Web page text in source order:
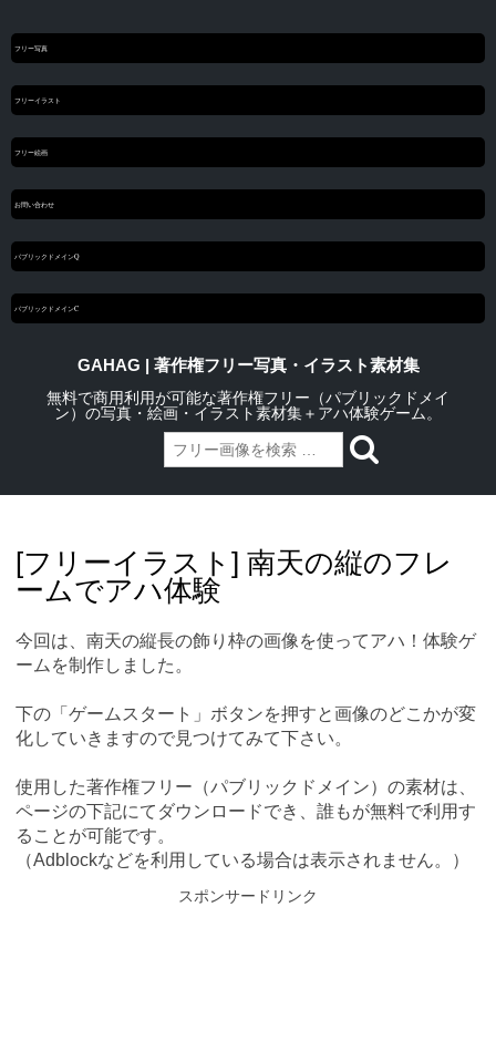
フリー写真
フリーイラスト
フリー絵画
お問い合わせ
パブリックドメインQ
パブリックドメインC
GAHAG | 著作権フリー写真・イラスト素材集
無料で商用利用が可能な著作権フリー（パブリックドメイ
ン）の写真・絵画・イラスト素材集＋アハ体験ゲーム。
content[フリーイラスト] 南天の縦のフレ
ームでアハ体験
今回は、南天の縦長の飾り枠の画像を使ってアハ！体験ゲ
ームを制作しました。
下の「ゲームスタート」ボタンを押すと画像のどこかが変
化していきますので見つけてみて下さい。
使用した著作権フリー（パブリックドメイン）の素材は、
ページの下記にてダウンロードでき、誰もが無料で利用す
ることが可能です。
（Adblockなどを利用している場合は表示されません。）
スポンサードリンク